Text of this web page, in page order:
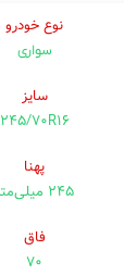
نوع خودرو
سواری
سایز
245/70R16
پهنا
۲۴۵ میلی‌متر
فاق
۷۰